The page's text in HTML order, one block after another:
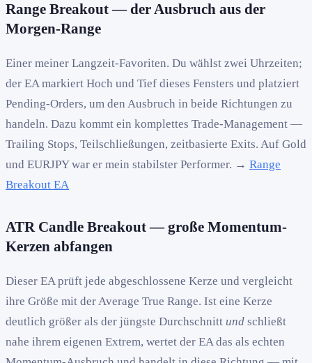
Range Breakout — der Ausbruch aus der
Morgen-Range
Einer meiner Langzeit-Favoriten. Du wählst zwei Uhrzeiten;
der EA markiert Hoch und Tief dieses Fensters und platziert
Pending-Orders, um den Ausbruch in beide Richtungen zu
handeln. Dazu kommt ein komplettes Trade-Management —
Trailing Stops, Teilschließungen, zeitbasierte Exits. Auf Gold
und EURJPY war er mein stabilster Performer. → Range
Breakout EA
ATR Candle Breakout — große Momentum-
Kerzen abfangen
Dieser EA prüft jede abgeschlossene Kerze und vergleicht
ihre Größe mit der Average True Range. Ist eine Kerze
deutlich größer als der jüngste Durchschnitt und schließt
nahe ihrem eigenen Extrem, wertet der EA das als echten